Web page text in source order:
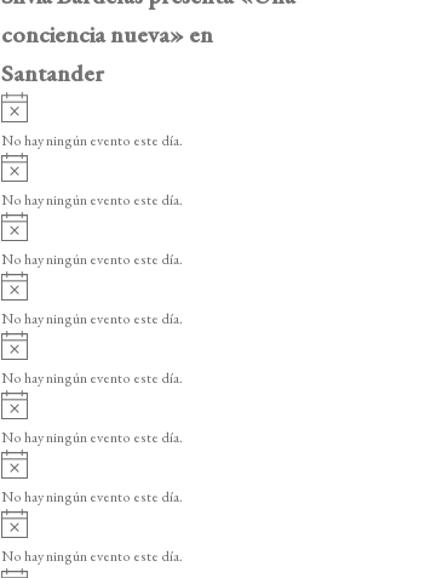
conciencia nueva» en
Santander
A
v
i
o
No hay ningún evento este día.
A
v
i
o
No hay ningún evento este día.
v
i
o
No hay ningún evento este día.
v
i
o
No hay ningún evento este día.
v
i
o
No hay ningún evento este día.
v
i
o
No hay ningún evento este día.
v
i
o
No hay ningún evento este día.
v
i
No hay ningún evento este día.